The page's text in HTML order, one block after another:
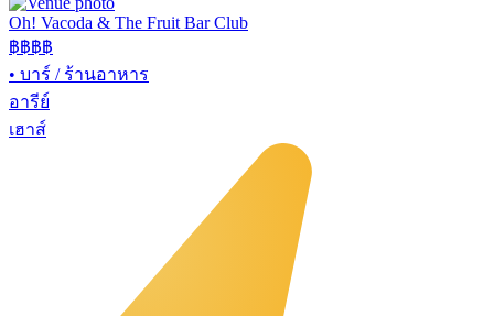
Oh! Vacoda & The Fruit Bar Club
฿฿฿฿
• บาร์ / ร้านอาหาร
อารีย์
เฮาส์